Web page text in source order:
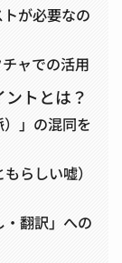
が必要なの
ャでの活用
トとは？
」の混同を
らしい嘘）
翻訳」への